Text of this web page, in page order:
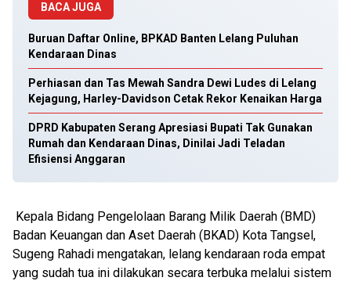
BACA JUGA
Buruan Daftar Online, BPKAD Banten Lelang Puluhan
Kendaraan Dinas
Perhiasan dan Tas Mewah Sandra Dewi Ludes di Lelang
Kejagung, Harley-Davidson Cetak Rekor Kenaikan Harga
DPRD Kabupaten Serang Apresiasi Bupati Tak Gunakan
Rumah dan Kendaraan Dinas, Dinilai Jadi Teladan
Efisiensi Anggaran
Kepala Bidang Pengelolaan Barang Milik Daerah (BMD)
Badan Keuangan dan Aset Daerah (BKAD) Kota Tangsel,
Sugeng Rahadi mengatakan, lelang kendaraan roda empat
yang sudah tua ini dilakukan secara terbuka melalui sistem